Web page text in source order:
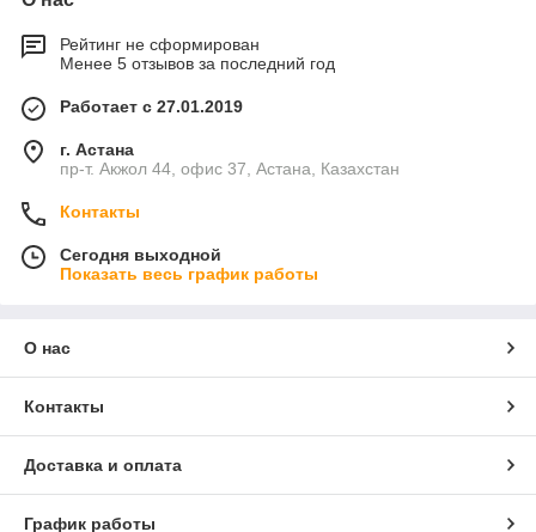
Рейтинг не сформирован
Менее 5 отзывов за последний год
Работает с 27.01.2019
г. Астана
пр-т. Акжол 44, офис 37, Астана, Казахстан
Контакты
Сегодня выходной
Показать весь график работы
О нас
Контакты
Доставка и оплата
График работы